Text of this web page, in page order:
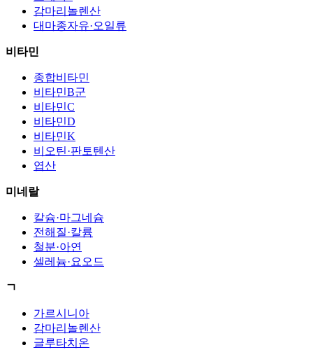
감마리놀렌산
대마종자유·오일류
비타민
종합비타민
비타민B군
비타민C
비타민D
비타민K
비오틴·판토텐산
엽산
미네랄
칼슘·마그네슘
전해질·칼륨
철분·아연
셀레늄·요오드
ㄱ
가르시니아
감마리놀렌산
글루타치온